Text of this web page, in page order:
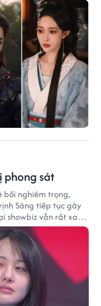
phong sát
bối nghiêm trọng,
Sảng tiếp tục gây
showbiz vẫn rất xa